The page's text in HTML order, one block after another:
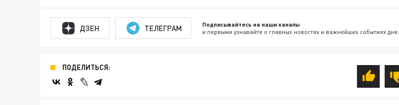
ДЗЕН ТЕЛЕГРАМ Подписывайтесь на наши каналы
и первыми узнавайте о главных новостях и важнейших событиях дня.
ПОДЕЛИТЬСЯ: